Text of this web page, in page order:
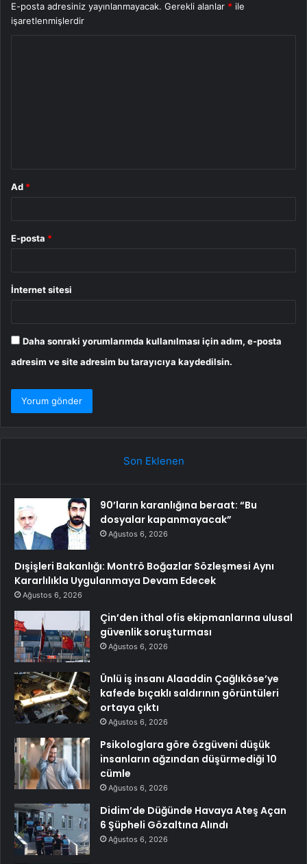
E-posta adresiniz yayınlanmayacak. Gerekli alanlar * ile
işaretlenmişlerdir
Ad *
E-posta *
İnternet sitesi
Daha sonraki yorumlarımda kullanılması için adım, e-posta
adresim ve site adresim bu tarayıcıya kaydedilsin.
Son Eklenen
90’ların karanlığına beraat: “Bu
dosyalar kapanmayacak”
Ağustos 6, 2026
Dışişleri Bakanlığı: Montrö Boğazlar Sözleşmesi Aynı
Kararlılıkla Uygulanmaya Devam Edecek
Ağustos 6, 2026
Çin’den ithal ofis ekipmanlarına ulusal
güvenlik soruşturması
Ağustos 6, 2026
Ünlü iş insanı Alaaddin Çağlıköse’ye
kafede bıçaklı saldırının görüntüleri
ortaya çıktı
Ağustos 6, 2026
Psikologlara göre özgüveni düşük
insanların ağzından düşürmediği 10
cümle
Ağustos 6, 2026
Didim’de Düğünde Havaya Ateş Açan
6 Şüpheli Gözaltına Alındı
Ağustos 6, 2026